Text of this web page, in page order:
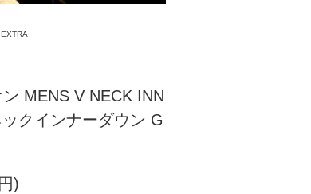
MENS V NECK INN
クインナーダウン G
)